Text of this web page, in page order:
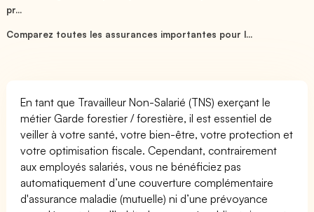
pr...
Comparez toutes les assurances importantes pour l...
En tant que Travailleur Non-Salarié (TNS) exerçant le
métier Garde forestier / forestière, il est essentiel de
veiller à votre santé, votre bien-être, votre protection et
votre optimisation fiscale. Cependant, contrairement
aux employés salariés, vous ne bénéficiez pas
automatiquement d’une couverture complémentaire
d'assurance maladie (mutuelle) ni d’une prévoyance